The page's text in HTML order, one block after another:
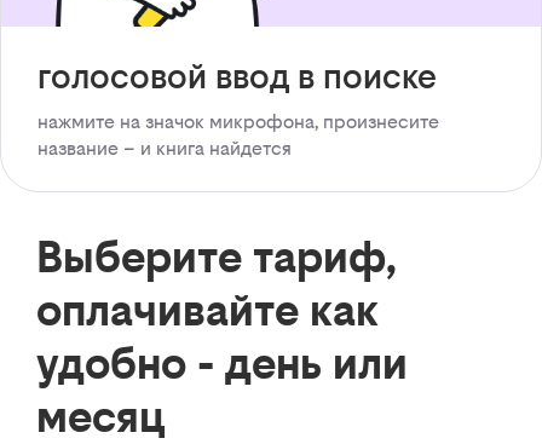
голосовой ввод в поиске
нажмите на значок микрофона, произнесите
название – и книга найдется
Выберите тариф,
оплачивайте как
удобно - день или
месяц